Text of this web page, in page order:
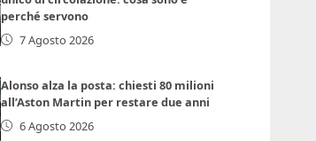
perché servono
7 Agosto 2026
Alonso alza la posta: chiesti 80 milioni
all’Aston Martin per restare due anni
6 Agosto 2026